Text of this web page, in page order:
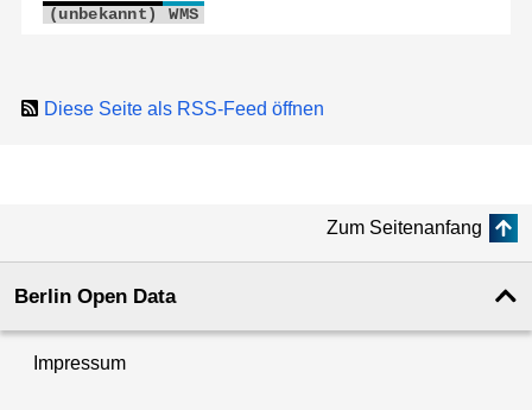
(unbekannt) WMS
Diese Seite als RSS-Feed öffnen
Zum Seitenanfang
Berlin Open Data
Impressum